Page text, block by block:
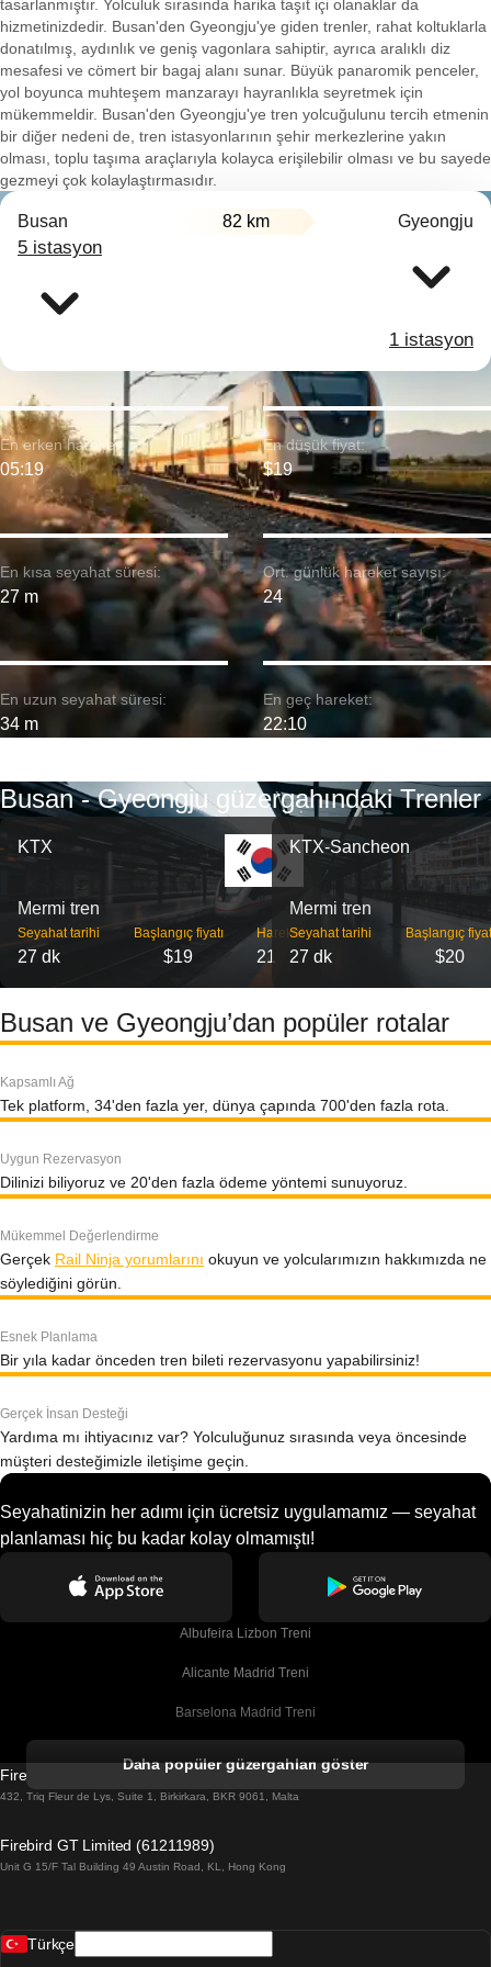
tasarlanmıştır. Yolculuk sırasında harika taşıt içi olanaklar da
hizmetinizdedir. Busan'den Gyeongju'ye giden trenler, rahat koltuklarla
donatılmış, aydınlık ve geniş vagonlara sahiptir, ayrıca aralıklı diz
mesafesi ve cömert bir bagaj alanı sunar. Büyük panaromik penceler,
yol boyunca muhteşem manzarayı hayranlıkla seyretmek için
mükemmeldir. Busan'den Gyeongju'ye tren yolcuğulunu tercih etmenin
bir diğer nedeni de, tren istasyonlarının şehir merkezlerine yakın
olması, toplu taşıma araçlarıyla kolayca erişilebilir olması ve bu sayede
gezmeyi çok kolaylaştırmasıdır.
Busan 82 km Gyeongju
5 istasyon
1 istasyon
En kısa seyahat süresi:
27 m
En erken hareket:
05:19
En uzun seyahat süresi:
34 m
En düşük fiyat:
$19
Ort. günlük hareket sayısı:
24
En geç hareket:
22:10
Busan - Gyeongju güzergahındaki Trenler
KTX
Mermi tren
Seyahat tarihi
27 dk
Başlangıç ​​fiyatı
$19
Hareket
21
KTX-Sancheon
Mermi tren
Seyahat tarihi
27 dk
Başlangıç
$20
Busan ve Gyeongju’dan popüler rotalar
Kapsamlı Ağ
Tek platform, 34'den fazla yer, dünya çapında 700'den fazla rota.
Uygun Rezervasyon
Dilinizi biliyoruz ve 20'den fazla ödeme yöntemi sunuyoruz.
Mükemmel Değerlendirme
Gerçek Rail Ninja yorumlarını okuyun ve yolcularımızın hakkımızda ne
söylediğini görün.
Esnek Planlama
Bir yıla kadar önceden tren bileti rezervasyonu yapabilirsiniz!
Gerçek İnsan Desteği
Yardıma mı ihtiyacınız var? Yolculuğunuz sırasında veya öncesinde
müşteri desteğimizle iletişime geçin.
Seyahatinizin her adımı için ücretsiz uygulamamız — seyahat
planlaması hiç bu kadar kolay olmamıştı!
Albufeira Lizbon Treni
Alicante Madrid Treni
Barselona Madrid Treni
Barselona Sevilla Treni
Belfast Dublin Treni
Daha popüler güzergahları göster
Firebird GT Limited (OC 1451)
432, Triq Fleur de Lys, Suite 1, Birkirkara, BKR 9061, Malta
Firebird GT Limited (61211989)
Unit G 15/F Tal Building 49 Austin Road, KL, Hong Kong
Türkçe